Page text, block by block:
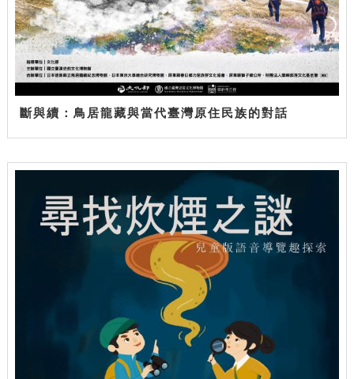
斷與續：鳥居龍藏與當代臺灣原住民族的對話